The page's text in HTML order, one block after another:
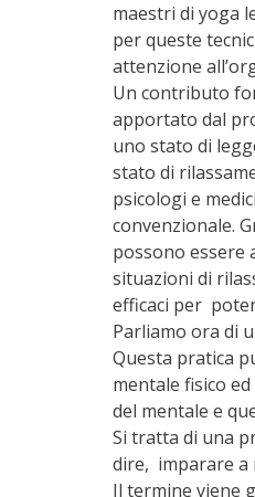
maestri di yoga
per queste
attenzione
Un contributo
apportato dal
uno stato di
stato di
psicologi e
convenzionale.
possono essere
situazioni di
efficaci per
Parliamo ora di
Questa pratica
mentale fisico
del mentale e
Si tratta di una
dire, imparare a
Il termine viene